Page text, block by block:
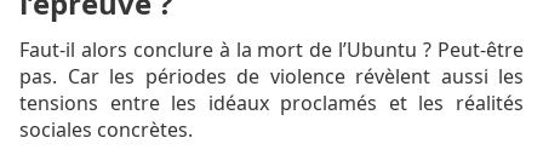
Faut-il alors conclure à la mort de l’Ubuntu ? Peut-être
pas. Car les périodes de violence révèlent aussi les
tensions entre les idéaux proclamés et les réalités
sociales concrètes.